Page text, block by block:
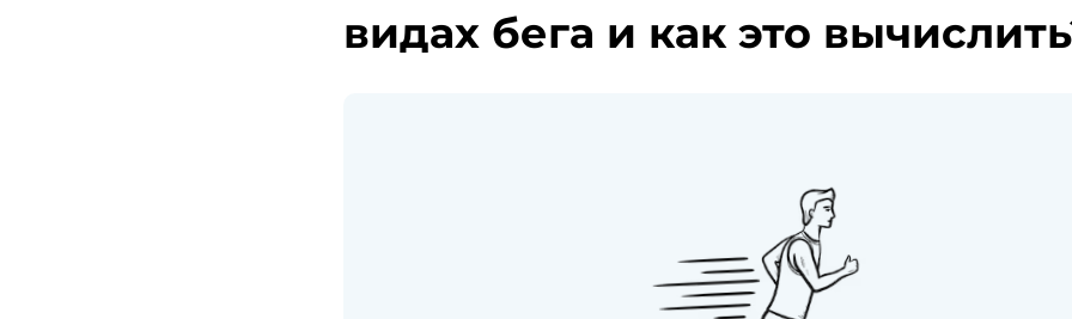
видах бега и как это